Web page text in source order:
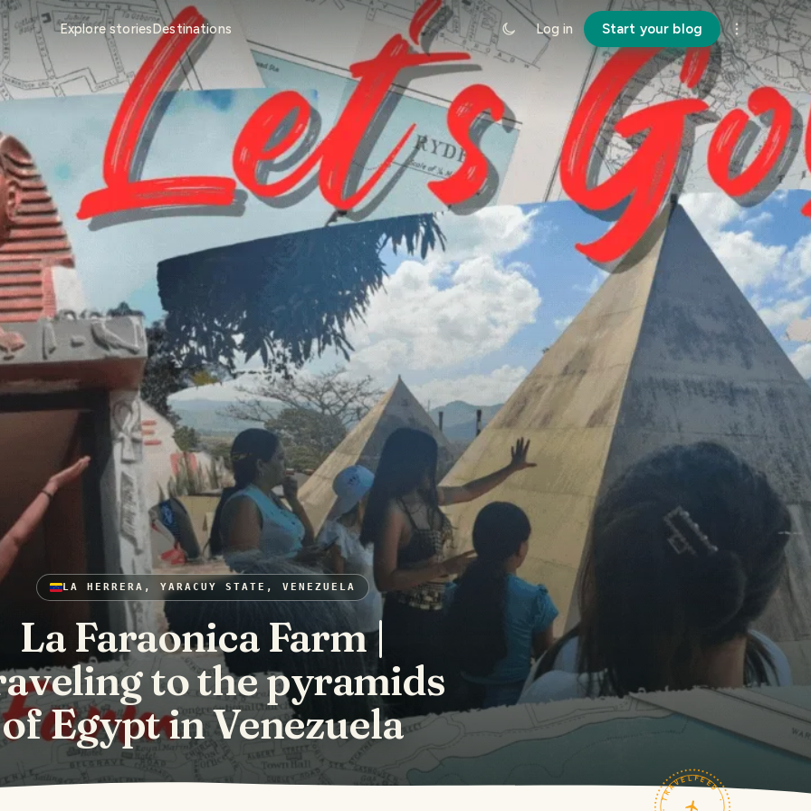
Explore storiesDestinations Log in Start your blog
LA HERRERA, YARACUY STATE, VENEZUELA
La Faraonica Farm |
to the pyramids
of Egypt in Venezuela